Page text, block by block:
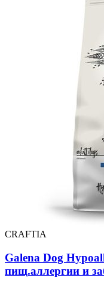
CRAFTIA
Galena Dog
пищ.аллергии и